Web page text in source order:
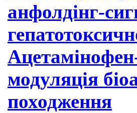
анфолдінг-
модуляція
походження